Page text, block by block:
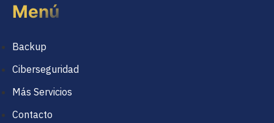
Menú
Backup
Ciberseguridad
Más Servicios
Contacto